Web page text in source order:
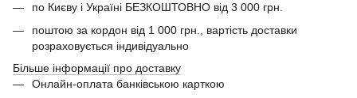
по Києву і Україні БЕЗКОШТОВНО від 3 000 грн.
поштою за кордон від 1 000 грн., вартість доставки
розраховується індивідуально
Більше інформації про доставку
Онлайн-оплата банківською карткою